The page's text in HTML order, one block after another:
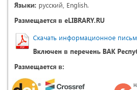
Языки: русский, English.
Размещается в eLIBRARY.RU
Скачать информационное
Включен в перечень ВАК
Размещается в: